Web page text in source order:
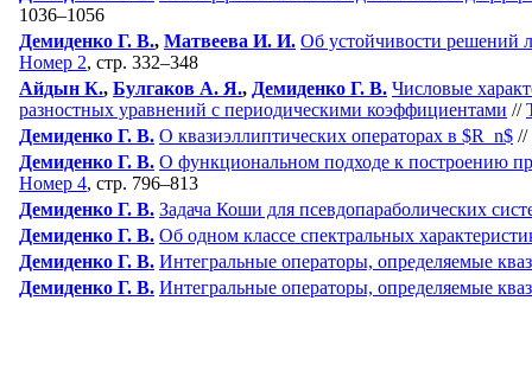
1036–1056
Демиденко Г. В., Матвеева И. И. Об устойчивости решений
Номер 2, стр. 332–348
Айдын К., Булгаков А. Я., Демиденко Г. В. Числовые
разностных уравнений с периодическими коэффициентами //
Демиденко Г. В. О квазиэллиптических операторах в $R_n$ //
Демиденко Г. В. О функциональном подходе к построению
Номер 4, стр. 796–813
Демиденко Г. В. Задача Коши для псевдопараболических
Демиденко Г. В. Об одном классе спектральных
Демиденко Г. В. Интегральные операторы, определяемые
Демиденко Г. В. Интегральные операторы, определяемые